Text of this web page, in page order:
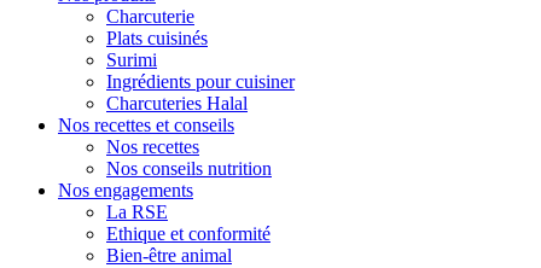
Charcuterie
Plats cuisinés
Surimi
Ingrédients pour cuisiner
Charcuteries Halal
Nos recettes et conseils
Nos recettes
Nos conseils nutrition
Nos engagements
La RSE
Ethique et conformité
Bien-être animal